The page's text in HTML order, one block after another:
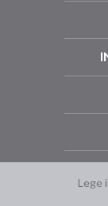
Lege